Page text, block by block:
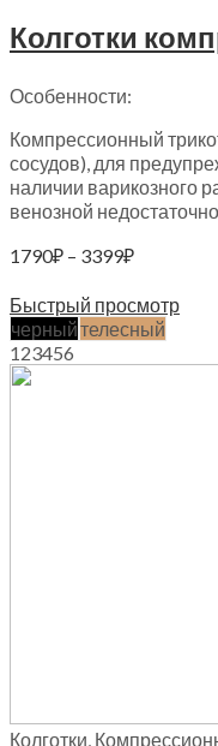
Колготки
Особенности:
Компрессионный
сосудов), для
наличии варикозного
венозной
1790₽ – 3399₽Диапазон
1790₽
–
Быстрый просмотр
черныйтелесный
123456
Колготки,